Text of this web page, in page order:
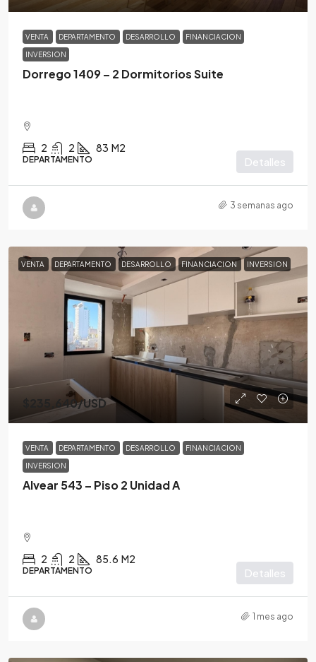
VENTA DEPARTAMENTO DESARROLLO FINANCIACION
INVERSION
Dorrego 1409 – 2 Dormitorios Suite
2 2 83 M2
DEPARTAMENTO Detalles
3 semanas ago
VENTA DEPARTAMENTO DESARROLLO FINANCIACION INVERSION
$235,640/USD
VENTA DEPARTAMENTO DESARROLLO FINANCIACION
INVERSION
Alvear 543 – Piso 2 Unidad A
2 2 85.6 M2
DEPARTAMENTO Detalles
1 mes ago